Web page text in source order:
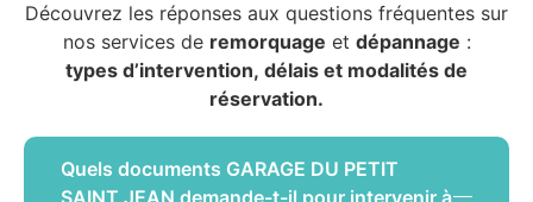
Découvrez les réponses aux questions fréquentes sur
nos services de remorquage et dépannage :
types d’intervention, délais et modalités de
réservation.
Quels documents GARAGE DU PETIT